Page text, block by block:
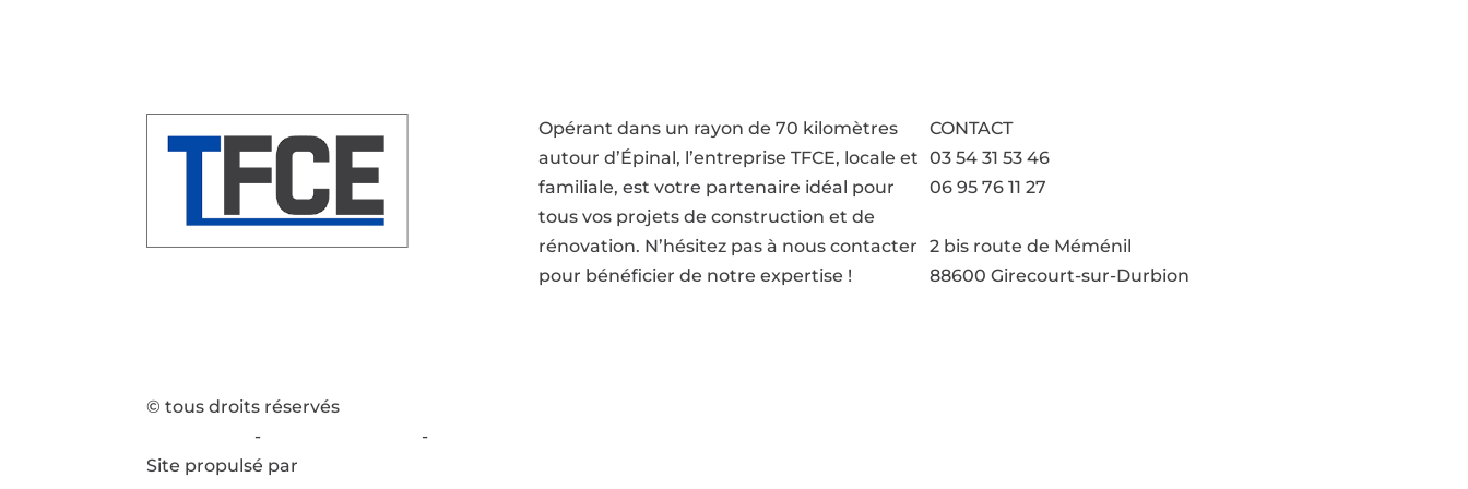
Opérant dans un rayon de 70 kilomètres
autour d’Épinal, l’entreprise TFCE, locale et
familiale, est votre partenaire idéal pour
tous vos projets de construction et de
rénovation. N’hésitez pas à nous contacter
pour bénéficier de notre expertise !
CONTACT
03 54 31 53 46
06 95 76 11 27
2 bis route de Méménil
88600 Girecourt-sur-Durbion
© tous droits réservés
- -
Site propulsé par